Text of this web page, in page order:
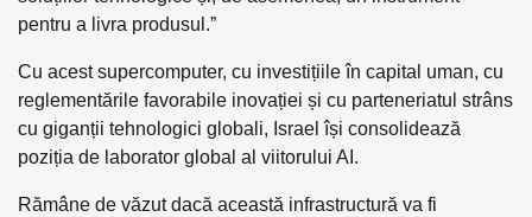
pentru a livra produsul.”
Cu acest supercomputer, cu investițiile în capital uman, cu
reglementările favorabile inovației și cu parteneriatul strâns
cu giganții tehnologici globali, Israel își consolidează
poziția de laborator global al viitorului AI.
Rămâne de văzut dacă această infrastructură va fi